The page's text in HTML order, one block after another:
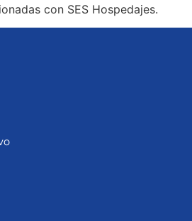
con SES Hospedajes.